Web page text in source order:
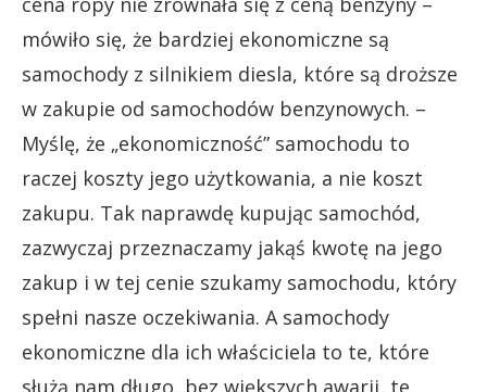
mówiło się, że bardziej ekonomiczne są
samochody z silnikiem diesla, które są droższe
w zakupie od samochodów benzynowych. –
Myślę, że „ekonomiczność” samochodu to
raczej koszty jego użytkowania, a nie koszt
zakupu. Tak naprawdę kupując samochód,
zazwyczaj przeznaczamy jakąś kwotę na jego
zakup i w tej cenie szukamy samochodu, który
spełni nasze oczekiwania. A samochody
ekonomiczne dla ich właściciela to te, które
służą nam długo, bez większych awarii, te